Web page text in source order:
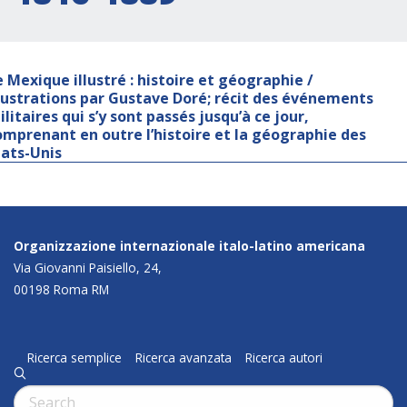
Mexique illustré : histoire et géographie /
par Gustave Doré; récit des événements
qui s’y sont passés jusqu’à ce jour,
en outre l’histoire et la géographie des
Unis
Organizzazione internazionale italo-latino americana
Via Giovanni Paisiello, 24,
00198 Roma RM
Ricerca semplice Ricerca avanzata Ricerca autori
q
Cerca: